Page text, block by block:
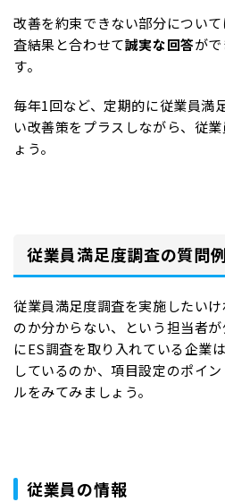
改善を約束できない部分につい
査結果と合わせて誠実な回答が
す。
毎年1回など、定期的に従業員満
い改善策をプラスしながら、従
ょう。
従業員満足度調査の質問例
従業員満足度調査を実施したい
のか分からない、という担当者
にES調査を取り入れている企業
しているのか、項目設定のポイ
ルをみてみましょう。
従業員の情報